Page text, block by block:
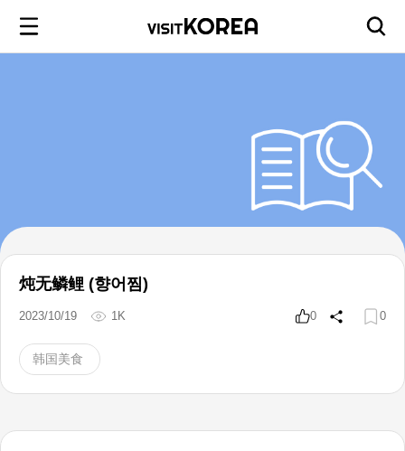
炖无鳞鲤 (향어찜)
2023/10/19 1K 0 0
韩国美食